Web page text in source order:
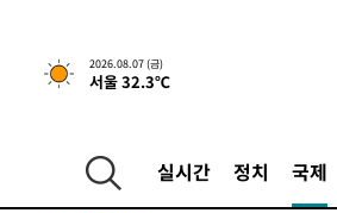
2026.08.07 (금)
서울 32.3℃
실시간 정치 국제
-29016초 전 >[속보]경찰·노동부, HL만도
-28897초 전 >[속보]합수본, '투표율 허위
-28448초 전 >
[속보]삼성전자·SK하이닉
-28434초 전 >